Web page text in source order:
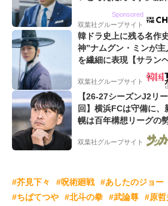
Sponsored
双葉社グループサイト
韓ドラ史上に残る名作
神”ナムグン・ミンが
を繊細に表現【サラン
双葉社グループサイト
【26-27シーズンJ2リ
回】横浜FCは守備に
幌は百年構想リーグの
塚啓のJ2のミカタ】(2)
双葉社グループサイト
#芥見下々 #呪術廻戦 #あしたのジョー
#ちばてつや
#北斗の拳 #武論尊 #原哲